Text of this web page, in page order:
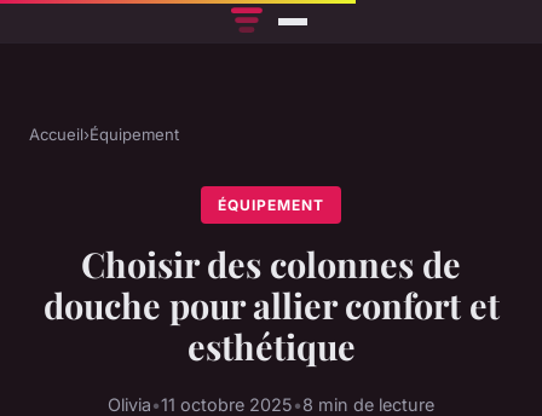
Accueil›Équipement
ÉQUIPEMENT
Choisir des colonnes de
douche pour allier confort et
esthétique
Olivia•11 octobre 2025•8 min de lecture